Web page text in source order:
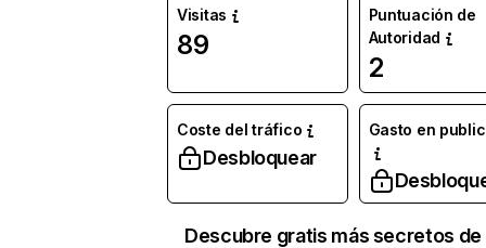
Visitas
89
Puntuación de
Autoridad
2
Coste del tráfico
Desbloquear
Gasto en
Descubre gratis más secretos de